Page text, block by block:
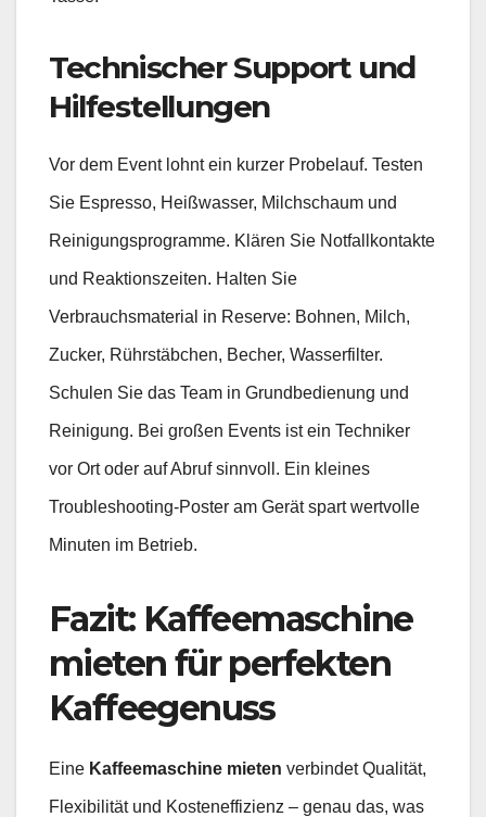
Technischer Support und
Hilfestellungen
Vor dem Event lohnt ein kurzer Probelauf. Testen
Sie Espresso, Heißwasser, Milchschaum und
Reinigungsprogramme. Klären Sie Notfallkontakte
und Reaktionszeiten. Halten Sie
Verbrauchsmaterial in Reserve: Bohnen, Milch,
Zucker, Rührstäbchen, Becher, Wasserfilter.
Schulen Sie das Team in Grundbedienung und
Reinigung. Bei großen Events ist ein Techniker
vor Ort oder auf Abruf sinnvoll. Ein kleines
Troubleshooting-Poster am Gerät spart wertvolle
Minuten im Betrieb.
Fazit: Kaffeemaschine
mieten für perfekten
Kaffeegenuss
Eine Kaffeemaschine mieten verbindet Qualität,
Flexibilität und Kosteneffizienz – genau das, was